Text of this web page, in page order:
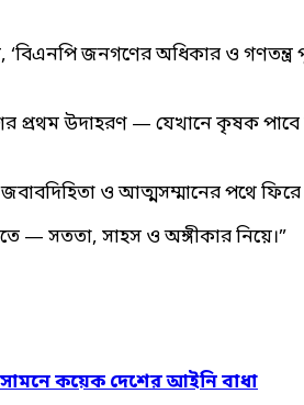
‘বিএনপি জনগণের অধিকার ও
উদাহরণ — যেখানে কৃষক পাবে
ও আত্মসম্মানের পথে
— সততা, সাহস ও অঙ্গীকার নিয়ে।”
কয়েক দেশের আইনি বাধা